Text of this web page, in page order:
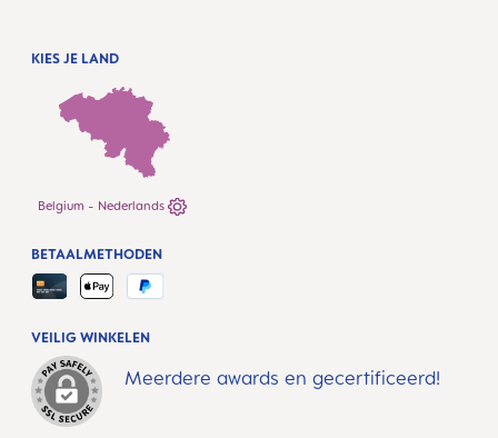
KIES JE LAND
Belgium - Nederlands
VEILIG WINKELEN
Meerdere awards en gecertificeerd!
BETAALMETHODEN